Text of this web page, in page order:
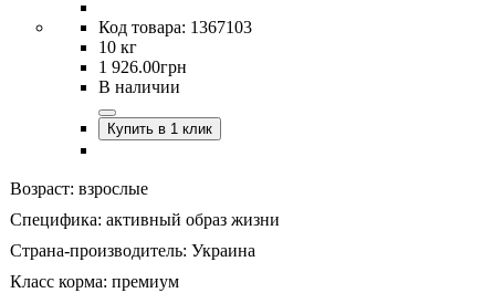
1367103
10 кг
1 926.00грн
В наличии
Купить в 1 клик
Возраст: взрослые
Специфика: активный образ жизни
Страна-производитель: Украина
Класс корма: премиум